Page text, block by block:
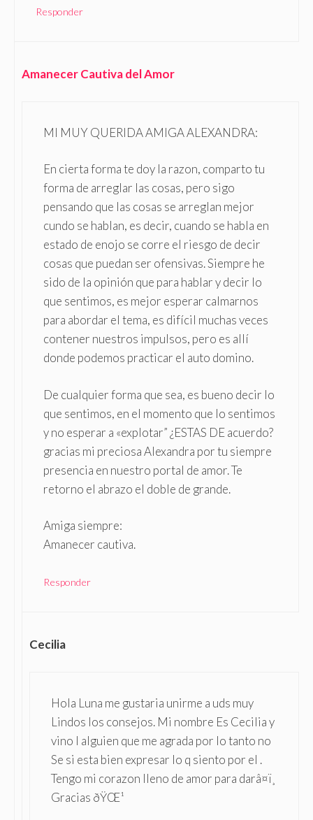
Responder
Amanecer Cautiva del Amor
MI MUY QUERIDA AMIGA ALEXANDRA:
En cierta forma te doy la razon, comparto tu
forma de arreglar las cosas, pero sigo
pensando que las cosas se arreglan mejor
cundo se hablan, es decir, cuando se habla en
estado de enojo se corre el riesgo de decir
cosas que puedan ser ofensivas. Siempre he
sido de la opinión que para hablar y decir lo
que sentimos, es mejor esperar calmarnos
para abordar el tema, es difícil muchas veces
contener nuestros impulsos, pero es allí
donde podemos practicar el auto domino.
De cualquier forma que sea, es bueno decir lo
que sentimos, en el momento que lo sentimos
y no esperar a «explotar” ¿ESTAS DE acuerdo?
gracias mi preciosa Alexandra por tu siempre
presencia en nuestro portal de amor. Te
retorno el abrazo el doble de grande.
Amiga siempre:
Amanecer cautiva.
Responder
Cecilia
Hola Luna me gustaria unirme a uds muy
Lindos los consejos. Mi nombre Es Cecilia y
vino I alguien que me agrada por lo tanto no
Se si esta bien expresar lo q siento por el .
Tengo mi corazon lleno de amor para darâ¤ï¸
Gracias ðŸŒ¹